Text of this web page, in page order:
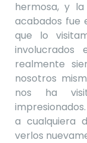
hermosa, y
acabados fue
que lo
realmente
nosotros
nos ha
impresionados.
a cualquiera
verlos